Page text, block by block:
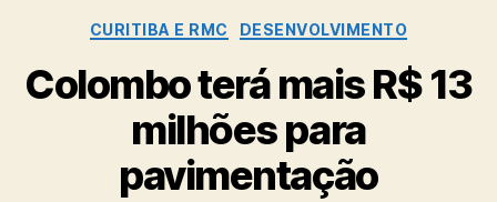
Categorias
CURITIBA E RMC DESENVOLVIMENTO
Colombo terá mais R$ 13
milhões para
pavimentação